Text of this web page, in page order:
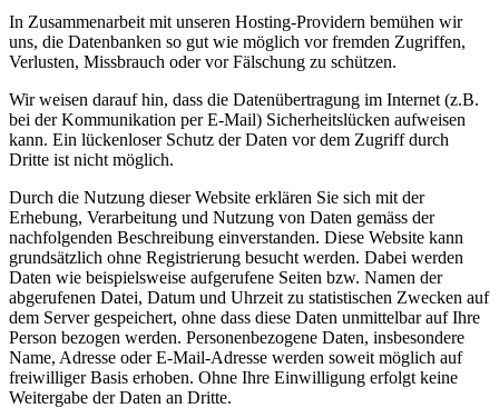
In Zusammenarbeit mit unseren Hosting-Providern bemühen wir
uns, die Datenbanken so gut wie möglich vor fremden Zugriffen,
Verlusten, Missbrauch oder vor Fälschung zu schützen.
Wir weisen darauf hin, dass die Datenübertragung im Internet (z.B.
bei der Kommunikation per E-Mail) Sicherheitslücken aufweisen
kann. Ein lückenloser Schutz der Daten vor dem Zugriff durch
Dritte ist nicht möglich.
Durch die Nutzung dieser Website erklären Sie sich mit der
Erhebung, Verarbeitung und Nutzung von Daten gemäss der
nachfolgenden Beschreibung einverstanden. Diese Website kann
grundsätzlich ohne Registrierung besucht werden. Dabei werden
Daten wie beispielsweise aufgerufene Seiten bzw. Namen der
abgerufenen Datei, Datum und Uhrzeit zu statistischen Zwecken auf
dem Server gespeichert, ohne dass diese Daten unmittelbar auf Ihre
Person bezogen werden. Personenbezogene Daten, insbesondere
Name, Adresse oder E-Mail-Adresse werden soweit möglich auf
freiwilliger Basis erhoben. Ohne Ihre Einwilligung erfolgt keine
Weitergabe der Daten an Dritte.